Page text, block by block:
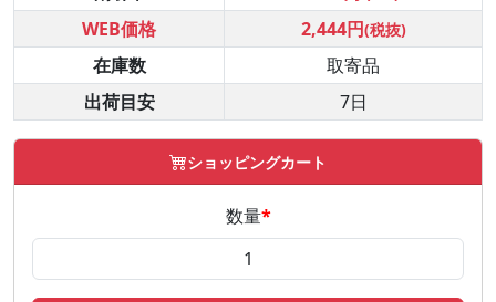
WEB価格 2,444円(税抜)
在庫数
取寄品
出荷目安
7日
ショッピングカート
数量*